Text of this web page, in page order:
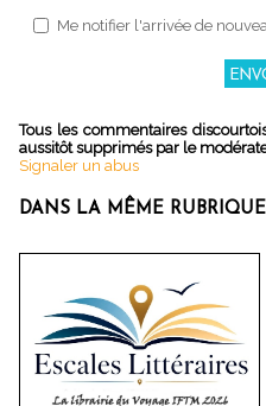
Me notifier l'arrivée de
Tous les commentaires
aussitôt supprimés par le
Signaler un abus
DANS LA MÊME